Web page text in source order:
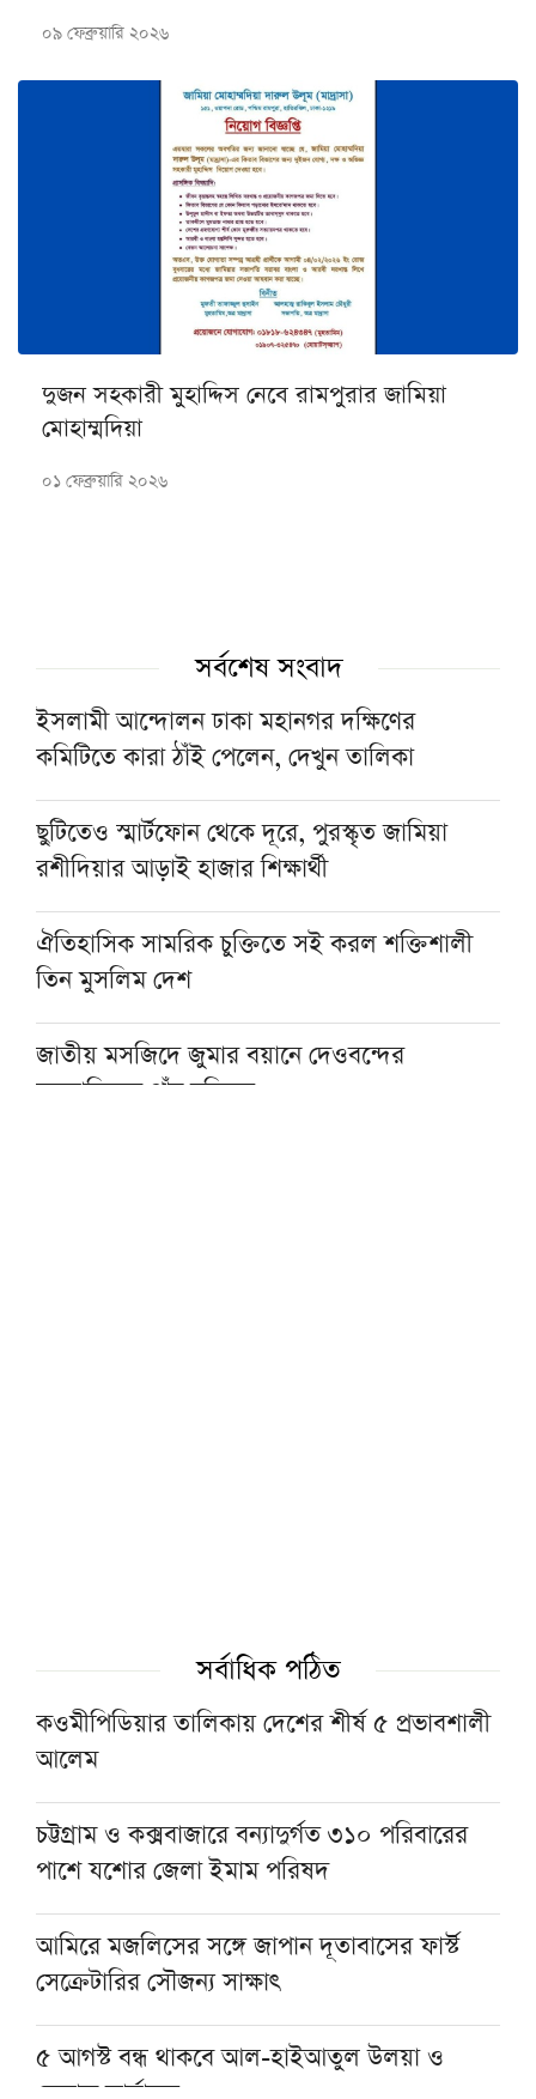
০৯ ফেব্রুয়ারি ২০২৬
দুজন সহকারী মুহাদ্দিস নেবে রামপুরার জামিয়া
মোহাম্মদিয়া
০১ ফেব্রুয়ারি ২০২৬
সর্বশেষ সংবাদ
ইসলামী আন্দোলন ঢাকা মহানগর দক্ষিণের
কমিটিতে কারা ঠাঁই পেলেন, দেখুন তালিকা
ছুটিতেও স্মার্টফোন থেকে দূরে, পুরস্কৃত জামিয়া
রশীদিয়ার আড়াই হাজার শিক্ষার্থী
ঐতিহাসিক সামরিক চুক্তিতে সই করল শক্তিশালী
তিন মুসলিম দেশ
জাতীয় মসজিদে জুমার বয়ানে দেওবন্দের
মুহতামিমের পাঁচ নসিহত
আসনের এমপির বৈঠক
শায়খ আওয়ামার মোবারক সান্নিধ্যে
মসজিদের ছাদে বিদ্যুৎস্পৃষ্টে প্রাণ গেল মুয়াজ্জিনের
মুহাম্মদ (সা.)-কে সর্বশেষ নবী বিশ্বাস না করলে
মুসলমান থাকা যায় না: দেওবন্দের মুহতামিম
সর্বাধিক পঠিত
কওমীপিডিয়ার তালিকায় দেশের শীর্ষ ৫ প্রভাবশালী
আলেম
চট্টগ্রাম ও কক্সবাজারে বন্যাদুর্গত ৩১০ পরিবারের
পাশে যশোর জেলা ইমাম পরিষদ
আমিরে মজলিসের সঙ্গে জাপান দূতাবাসের ফার্স্ট
সেক্রেটারির সৌজন্য সাক্ষাৎ
৫ আগস্ট বন্ধ থাকবে আল-হাইআতুল উলয়া ও